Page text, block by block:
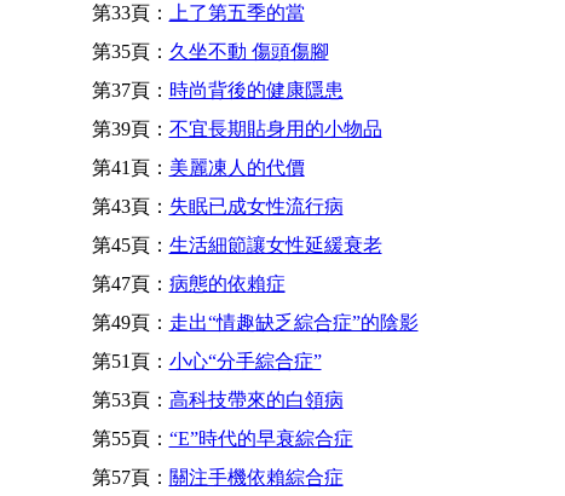
第33頁：
上了第五季的當
第35頁： 久坐不動 傷頭傷腳
第37頁： 時尚背後的健康隱患
第39頁： 不宜長期貼身用的小物品
第41頁： 美麗凍人的代價
第43頁： 失眠已成女性流行病
第45頁： 生活細節讓女性延緩衰老
第47頁： 病態的依賴症
第49頁： 走出“情趣缺乏綜合症”的陰影
第51頁： 小心“分手綜合症”
第53頁： 高科技帶來的白領病
第55頁： “E”時代的早衰綜合症
第57頁： 關注手機依賴綜合症